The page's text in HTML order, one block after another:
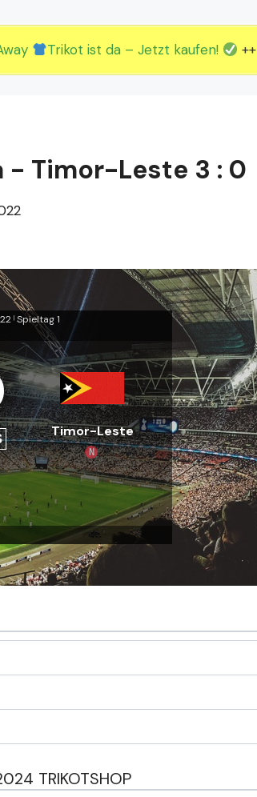
Trikot ist da – Jetzt kaufen! ++
Timor-Leste 3 : 0
| Spieltag 1
Timor-Leste
N
TRIKOTSHOP